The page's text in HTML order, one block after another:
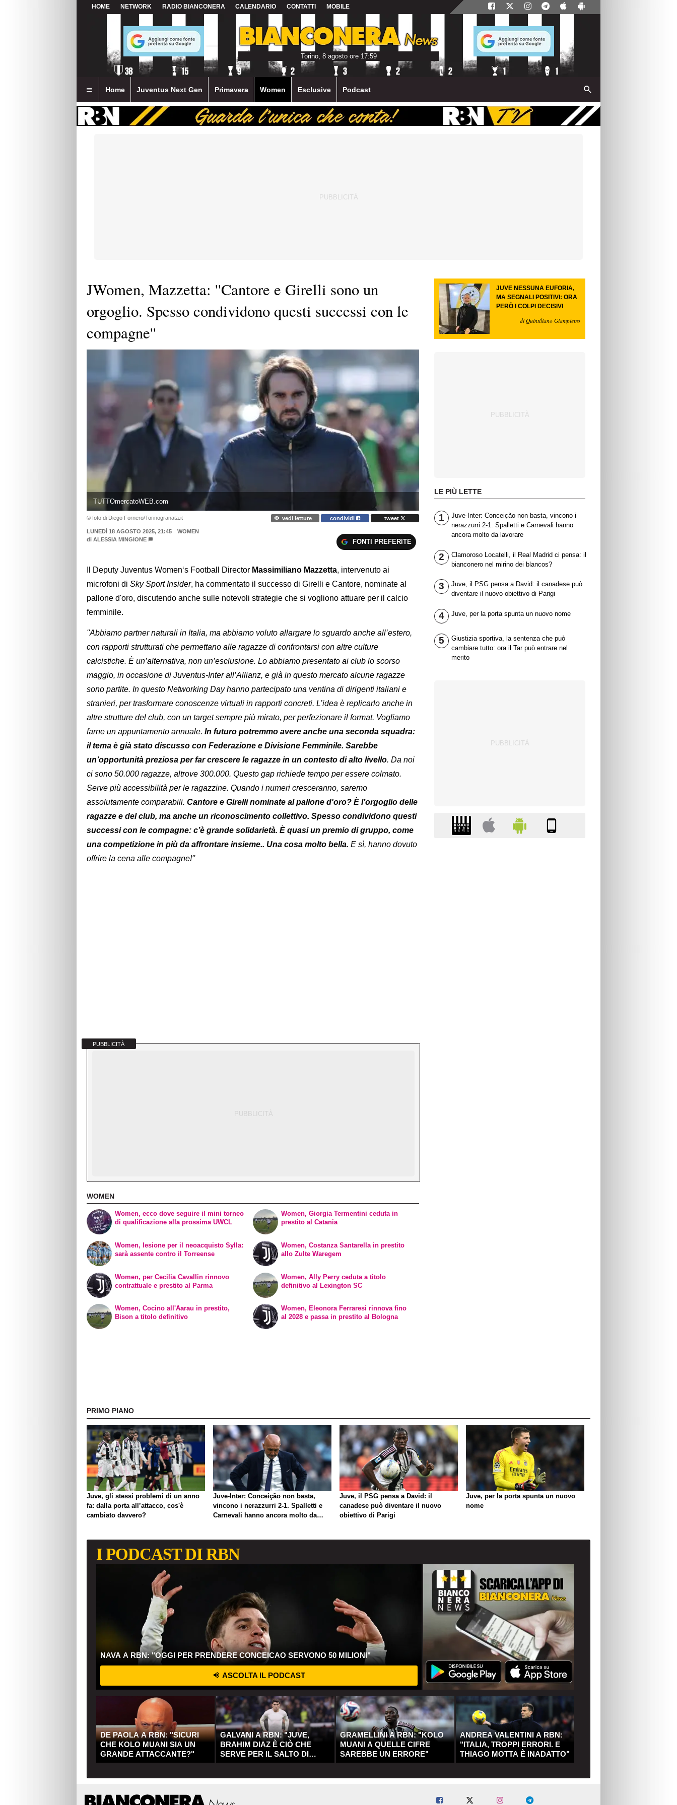
HOME NETWORK RADIO BIANCONERA CALENDARIO CONTATTI MOBILE
Torino, 8 agosto ore 17:59
Home Juventus Next Gen Primavera Women Esclusive Podcast
JWomen, Mazzetta: ''Cantore e Girelli sono un
orgoglio. Spesso condividono questi successi con le
compagne''
TUTTOmercatoWEB.com
© foto di Diego Fornero/Torinogranata.it vedi letture condividi tweet
LUNEDÌ 18 AGOSTO 2025, 21:45
WOMEN
di ALESSIA MINGIONE FONTI PREFERITE
Il Deputy Juventus Women‘s Football Director Massimiliano Mazzetta, intervenuto ai
microfoni di Sky Sport Insider, ha commentato il successo di Girelli e Cantore, nominate al
pallone d'oro, discutendo anche sulle notevoli strategie che si vogliono attuare per il calcio
femminile.
''Abbiamo partner naturali in Italia, ma abbiamo voluto allargare lo sguardo anche all’estero,
con rapporti strutturati che permettano alle ragazze di confrontarsi con altre culture
calcistiche. È un’alternativa, non un’esclusione. Lo abbiamo presentato ai club lo scorso
maggio, in occasione di Juventus-Inter all’Allianz, e già in questo mercato alcune ragazze
sono partite. In questo Networking Day hanno partecipato una ventina di dirigenti italiani e
stranieri, per trasformare conoscenze virtuali in rapporti concreti. L’idea è replicarlo anche in
altre strutture del club, con un target sempre più mirato, per perfezionare il format. Vogliamo
farne un appuntamento annuale. In futuro potremmo avere anche una seconda squadra:
il tema è già stato discusso con Federazione e Divisione Femminile. Sarebbe
un’opportunità preziosa per far crescere le ragazze in un contesto di alto livello. Da noi
ci sono 50.000 ragazze, altrove 300.000. Questo gap richiede tempo per essere colmato.
Serve più accessibilità per le ragazzine. Quando i numeri cresceranno, saremo
assolutamente comparabili. Cantore e Girelli nominate al pallone d'oro? È l’orgoglio delle
ragazze e del club, ma anche un riconoscimento collettivo. Spesso condividono questi
successi con le compagne: c’è grande solidarietà. È quasi un premio di gruppo, come
una competizione in più da affrontare insieme.. Una cosa molto bella. E sì, hanno dovuto
offrire la cena alle compagne!''
PUBBLICITÀ
WOMEN
Women, ecco dove seguire il mini torneo
di qualificazione alla prossima UWCL
Women, lesione per il neoacquisto Sylla:
sarà assente contro il Torreense
Women, Giorgia Termentini ceduta in
prestito al Catania
Women, Costanza Santarella in prestito
allo Zulte Waregem
Women, per Cecilia Cavallin rinnovo
contrattuale e prestito al Parma
Women, Cocino all'Aarau in prestito,
Bison a titolo definitivo
Women, Ally Perry ceduta a titolo
definitivo al Lexington SC
Women, Eleonora Ferraresi rinnova fino
al 2028 e passa in prestito al Bologna
JUVE NESSUNA EUFORIA,
MA SEGNALI POSITIVI: ORA
PERÒ I COLPI DECISIVI
di Quintiliano Giampietro
LE PIÙ LETTE
1
Juve-Inter: Conceição non basta, vincono i
nerazzurri 2-1. Spalletti e Carnevali hanno
ancora molto da lavorare
2
Clamoroso Locatelli, il Real Madrid ci pensa: il
bianconero nel mirino dei blancos?
3
Juve, il PSG pensa a David: il canadese può
diventare il nuovo obiettivo di Parigi
4 Juve, per la porta spunta un nuovo nome
5
Giustizia sportiva, la sentenza che può
cambiare tutto: ora il Tar può entrare nel
merito
PRIMO PIANO
Juve, gli stessi problemi di un anno
fa: dalla porta all’attacco, cos'è
cambiato davvero?
Juve-Inter: Conceição non basta,
vincono i nerazzurri 2-1. Spalletti e
Carnevali hanno ancora molto da
Juve, il PSG pensa a David: il
canadese può diventare il nuovo
obiettivo di Parigi
Juve, per la porta spunta un nuovo
nome
I PODCAST DI RBN
NAVA A RBN: "OGGI PER PRENDERE CONCEICAO SERVONO 50 MILIONI"
ASCOLTA IL PODCAST
DE PAOLA A RBN: "SICURI
CHE KOLO MUANI SIA UN
GRANDE ATTACCANTE?"
GALVANI A RBN: "JUVE,
BRAHIM DIAZ È CIÒ CHE
SERVE PER IL SALTO DI
QUALITÀ"
GRAMELLINI A RBN: "KOLO
MUANI A QUELLE CIFRE
SAREBBE UN ERRORE"
ANDREA VALENTINI A RBN:
"ITALIA, TROPPI ERRORI. E
THIAGO MOTTA È INADATTO"